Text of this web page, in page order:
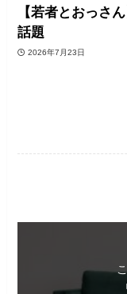
【若者とおっさ
話題
2026年7月23日